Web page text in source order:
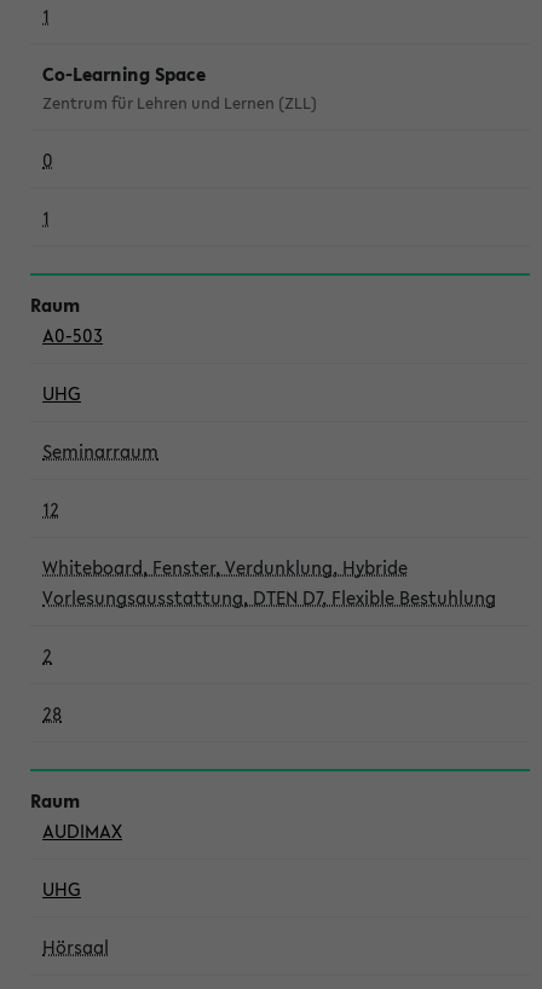
1
Co-Learning Space
Zentrum für Lehren und Lernen (ZLL)
0
1
A0-503
UHG
Seminarraum
12
Whiteboard, Fenster, Verdunklung, Hybride
Vorlesungsausstattung, DTEN D7, Flexible Bestuhlung
2
28
AUDIMAX
UHG
Hörsaal